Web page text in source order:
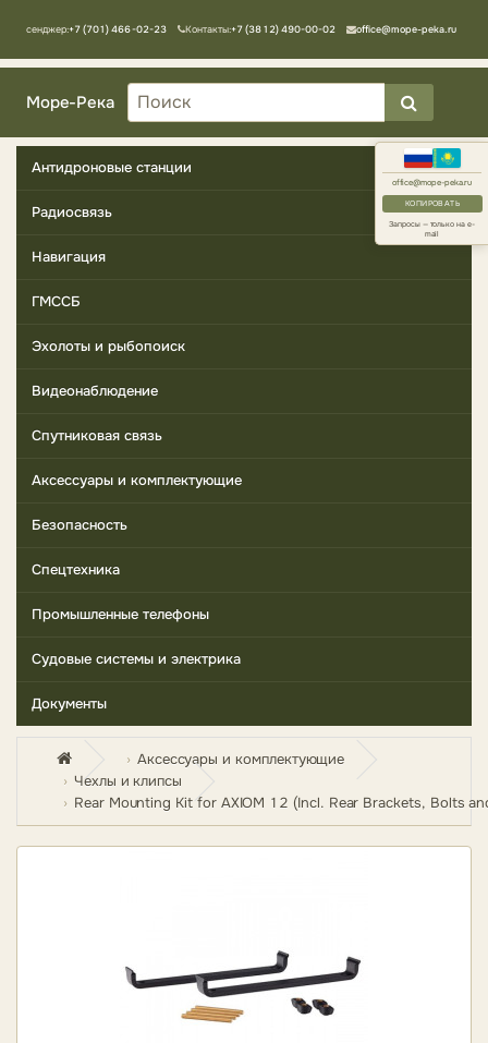
office@mope-peka.ru
КОПИРОВАТЬ
Запросы — только на e-
mail
Мессенджер:+7 (701) 466-02-23 Контакты:+7 (3812) 490-00-02 office@mope-peka.ru
Море-Река
Антидроновые станции
Радиосвязь
Навигация
ГМССБ
Эхолоты и рыбопоиск
Видеонаблюдение
Спутниковая связь
Аксессуары и комплектующие
Безопасность
Спецтехника
Промышленные телефоны
Судовые системы и электрика
Документы
Аксессуары и комплектующие
Чехлы и клипсы
Rear Mounting Kit for AXIOM 12 (Incl. Rear Brackets, Bolts